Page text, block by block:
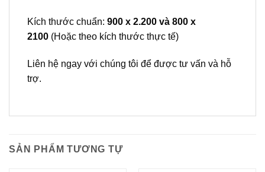
Kích thước chuẩn: 900 x 2.200 và 800 x
2100 (Hoặc theo kích thước thực tế)
Liên hệ ngay với chúng tôi để được tư vấn và hỗ
trợ.
SẢN PHẨM TƯƠNG TỰ